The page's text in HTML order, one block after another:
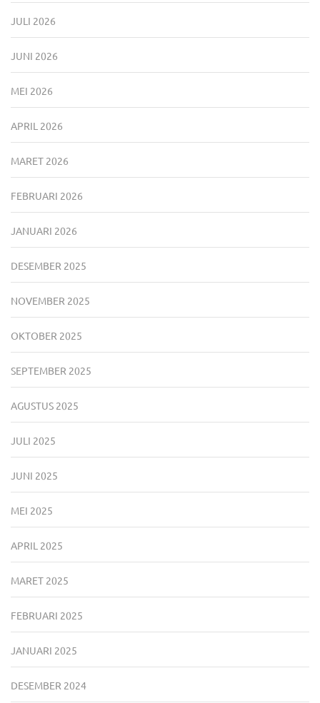
JULI 2026
JUNI 2026
MEI 2026
APRIL 2026
MARET 2026
FEBRUARI 2026
JANUARI 2026
DESEMBER 2025
NOVEMBER 2025
OKTOBER 2025
SEPTEMBER 2025
AGUSTUS 2025
JULI 2025
JUNI 2025
MEI 2025
APRIL 2025
MARET 2025
FEBRUARI 2025
JANUARI 2025
DESEMBER 2024